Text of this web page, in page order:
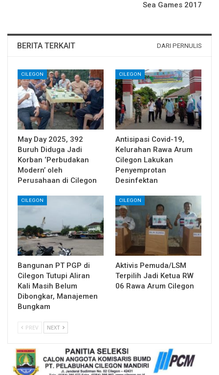
Sea Games 2017
BERITA TERKAIT DARI PERNULIS
CILEGON
May Day 2025, 392
Buruh Diduga Jadi
Korban ‘Perbudakan
Modern’ oleh
Perusahaan di Cilegon
CILEGON
Antisipasi Covid-19,
Kelurahan Rawa Arum
Cilegon Lakukan
Penyemprotan
Desinfektan
CILEGON
Bangunan PT PGP di
Cilegon Tutupi Aliran
Kali Masih Belum
Dibongkar, Manajemen
Bungkam
CILEGON
Aktivis Pemuda/LSM
Terpilih Jadi Ketua RW
06 Rawa Arum Cilegon
PREV NEXT